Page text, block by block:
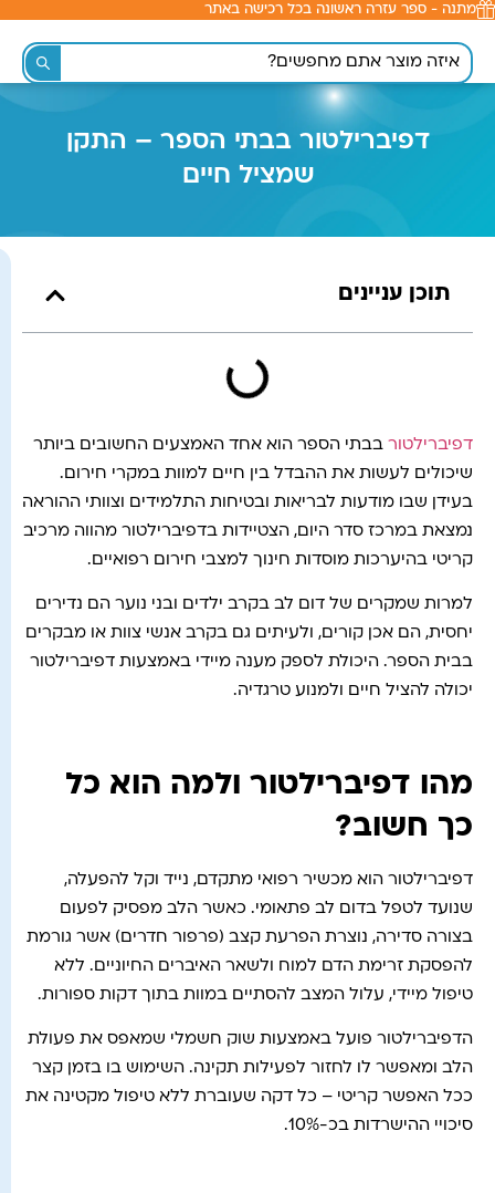
לתוכן
מתנה - ספר עזרה ראשונה בכל רכישה באתר
דפיברילטור בבתי הספר – התקן
שמציל חיים
תוכן עניינים
דפיברילטור בבתי הספר הוא אחד האמצעים החשובים ביותר
שיכולים לעשות את ההבדל בין חיים למוות במקרי חירום.
בעידן שבו מודעות לבריאות ובטיחות התלמידים וצוותי ההוראה
נמצאת במרכז סדר היום, הצטיידות בדפיברילטור מהווה מרכיב
קריטי בהיערכות מוסדות חינוך למצבי חירום רפואיים.
למרות שמקרים של דום לב בקרב ילדים ובני נוער הם נדירים
יחסית, הם אכן קורים, ולעיתים גם בקרב אנשי צוות או מבקרים
בבית הספר. היכולת לספק מענה מיידי באמצעות דפיברילטור
יכולה להציל חיים ולמנוע טרגדיה.
מהו דפיברילטור ולמה הוא כל
כך חשוב?
דפיברילטור הוא מכשיר רפואי מתקדם, נייד וקל להפעלה,
שנועד לטפל בדום לב פתאומי. כאשר הלב מפסיק לפעום
בצורה סדירה, נוצרת הפרעת קצב (פרפור חדרים) אשר גורמת
להפסקת זרימת הדם למוח ולשאר האיברים החיוניים. ללא
טיפול מיידי, עלול המצב להסתיים במוות בתוך דקות ספורות.
הדפיברילטור פועל באמצעות שוק חשמלי שמאפס את פעולת
הלב ומאפשר לו לחזור לפעילות תקינה. השימוש בו בזמן קצר
ככל האפשר קריטי – כל דקה שעוברת ללא טיפול מקטינה את
סיכויי ההישרדות בכ-10%.